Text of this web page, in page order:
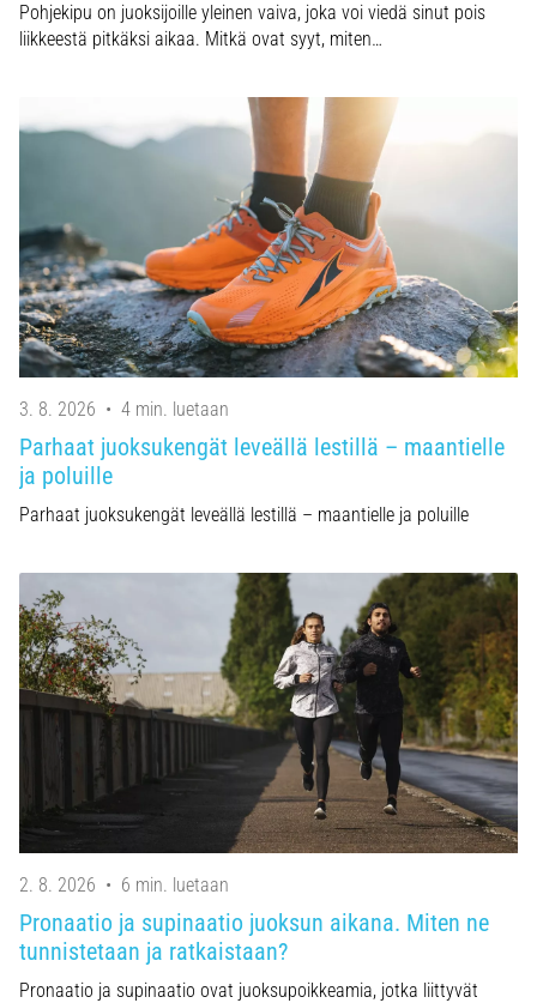
Pohjekipu on juoksijoille yleinen vaiva, joka voi viedä sinut pois
liikkeestä pitkäksi aikaa. Mitkä ovat syyt, miten…
3. 8. 2026 • 4 min. luetaan
Parhaat juoksukengät leveällä lestillä – maantielle
ja poluille
Parhaat juoksukengät leveällä lestillä – maantielle ja poluille
2. 8. 2026 • 6 min. luetaan
Pronaatio ja supinaatio juoksun aikana. Miten ne
tunnistetaan ja ratkaistaan?
Pronaatio ja supinaatio ovat juoksupoikkeamia, jotka liittyvät